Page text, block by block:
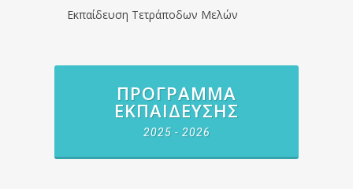
Εκπαίδευση Τετράποδων Μελών
ΠΡΌΓΡΑΜΜΑ
ΕΚΠΑΊΔΕΥΣΗΣ
2025 - 2026